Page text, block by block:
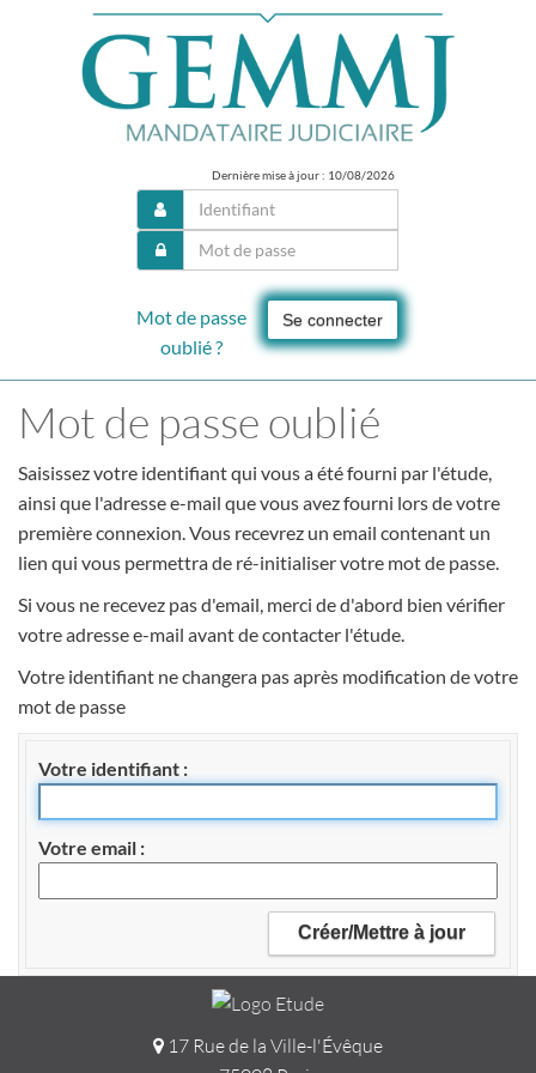
Dernière mise à jour : 10/08/2026
Se connecter
Mot de passe
oublié ?
Mot de passe oublié
Saisissez votre identifiant qui vous a été fourni par l'étude,
ainsi que l'adresse e-mail que vous avez fourni lors de votre
première connexion. Vous recevrez un email contenant un
lien qui vous permettra de ré-initialiser votre mot de passe.
Si vous ne recevez pas d'email, merci de d'abord bien vérifier
votre adresse e-mail avant de contacter l'étude.
Votre identifiant ne changera pas après modification de votre
mot de passe
Votre identifiant
Votre email
17 Rue de la Ville-l'Évêque